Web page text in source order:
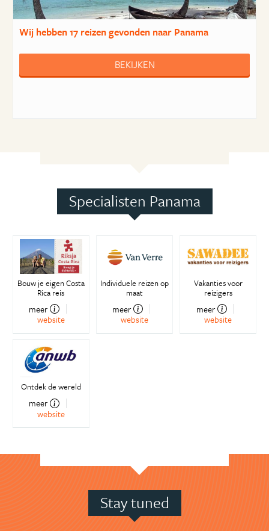
Wij hebben17 reizengevonden naar Panama
BEKIJKEN
Specialisten Panama
Bouw je eigen Costa
Rica reis
meer
website
Individuele reizen op
maat
meer
website
Vakanties voor
reizigers
meer
website
Ontdek de wereld
meer
website
Stay tuned